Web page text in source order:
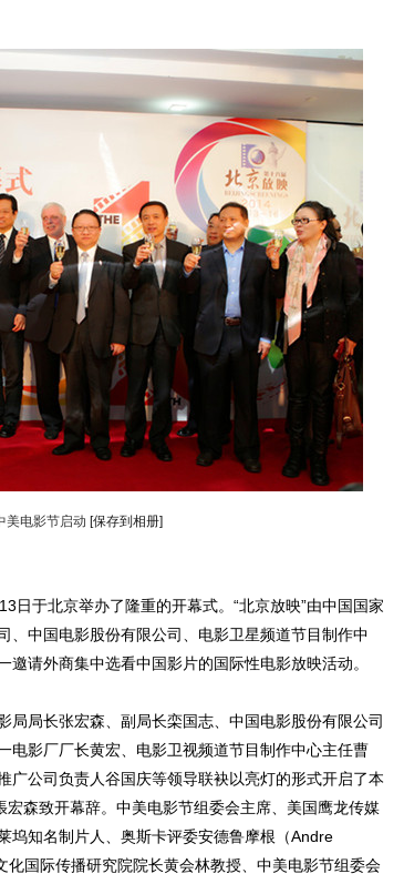
美电影节启动 [保存到相册]
于北京举办了隆重的开幕式。“北京放映”由中国国家
、中国电影股份有限公司、电影卫星频道节目制作中
请外商集中选看中国影片的国际性电影放映活动。
局长张宏森、副局长栾国志、中国电影股份有限公司
电影厂厂长黄宏、电影卫视频道节目制作中心主任曹
广公司负责人谷国庆等领导联袂以亮灯的形式开启了本
宏森致开幕辞。中美电影节组委会主席、美国鹰龙传媒
坞知名制片人、奥斯卡评委安德鲁摩根（Andre
国际传播研究院院长黄会林教授、中美电影节组委会